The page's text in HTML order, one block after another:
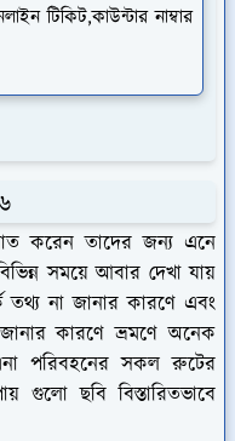
টিকিট,কাউন্টার নাম্বার
করেন তাদের জন্য এনে
সময়ে আবার দেখা যায়
তথ্য না জানার কারণে এবং
কারণে ভ্রমণে অনেক
পরিবহনের সকল রুটের
গুলো ছবি বিস্তারিতভাবে